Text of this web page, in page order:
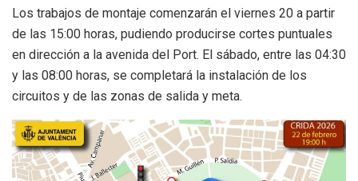
Los trabajos de montaje comenzarán el viernes 20 a partir
de las 15:00 horas, pudiendo producirse cortes puntuales
en dirección a la avenida del Port. El sábado, entre las 04:30
y las 08:00 horas, se completará la instalación de los
circuitos y de las zonas de salida y meta.